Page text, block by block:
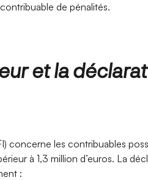
de pénalités.
et la
concerne les contribuables
à 1,3 million d’euros. La
: